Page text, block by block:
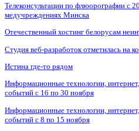
Телеконсультации по флюорографии с
медучреждениях Минска
Отечественный хостинг белорусам
Студия веб-разработок отметилась на
Истина где-то рядом
Информационные технологии,
событий с 16 по 30 ноября
Информационные технологии,
событий с 8 по 15 ноября